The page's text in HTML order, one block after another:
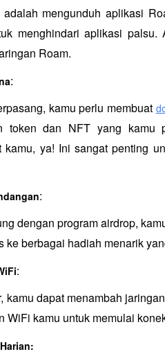
adalah mengunduh aplikasi
menghindari aplikasi
Roam.
:
kamu perlu membuat
token dan NFT yang kamu
kamu, ya! Ini sangat penting
:
dengan program airdrop,
ke berbagai hadiah menarik
:
kamu dapat menambah
WiFi kamu untuk memulai